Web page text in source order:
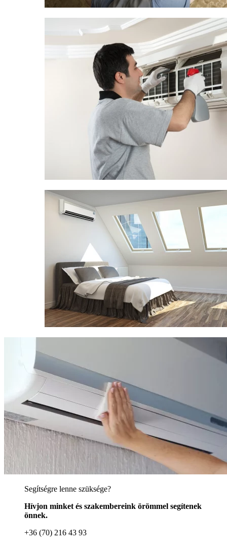
Segítségre lenne szüksége?
Hívjon minket és szakembereink örömmel segítenek
önnek.
+36 (70) 216 43 93